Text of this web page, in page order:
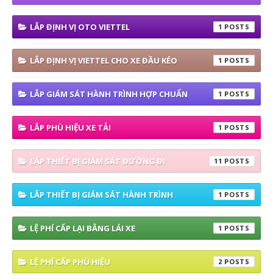
LẮP ĐỊNH VỊ OTO VIETTEL 1
LẮP ĐỊNH VỊ VIETTEL CHO XE ĐẦU KÉO 1
LẮP GIÁM SÁT HÀNH TRÌNH HỢP CHUẨN 1
LẮP PHÙ HIỆU XE TẢI 1
LẮP THIẾT BỊ GIÁM SÁT ĐƯỜNG ĐI 11
LẮP THIẾT BỊ GIÁM SÁT HÀNH TRÌNH 1
LỆ PHÍ CẤP LẠI BẰNG LÁI XE 1
LỆ PHÍ CẤP PHÙ HIỆU 2